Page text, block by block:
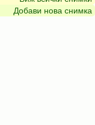
Добави нова снимка